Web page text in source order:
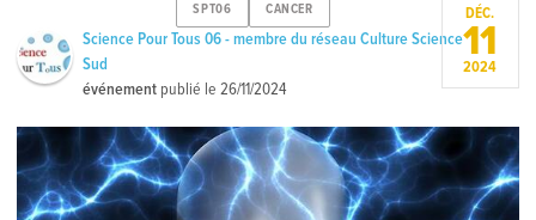
SPT06 CANCER
Science Pour Tous 06 - membre du réseau Culture Science
Sud
événement publié le26/11/2024
DÉC.
11
2024